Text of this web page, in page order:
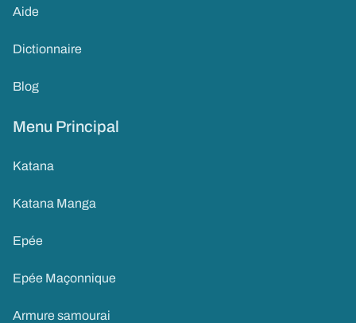
Aide
Dictionnaire
Blog
Menu Principal
Katana
Katana Manga
Epée
Epée Maçonnique
Armure samourai